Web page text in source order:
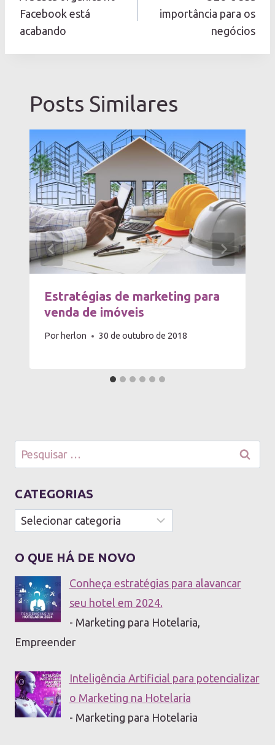
Post
Facebook está
acabando
importância para os
negócios
Posts Similares
Estratégias de marketing para
venda de imóveis
Por herlon 30 de outubro de 2018
Pesquisar
por:
CATEGORIAS
Categorias
O QUE HÁ DE NOVO
Conheça estratégias para alavancar
seu hotel em 2024.
- Marketing para Hotelaria,
Empreender
Inteligência Artificial para potencializar
o Marketing na Hotelaria
- Marketing para Hotelaria